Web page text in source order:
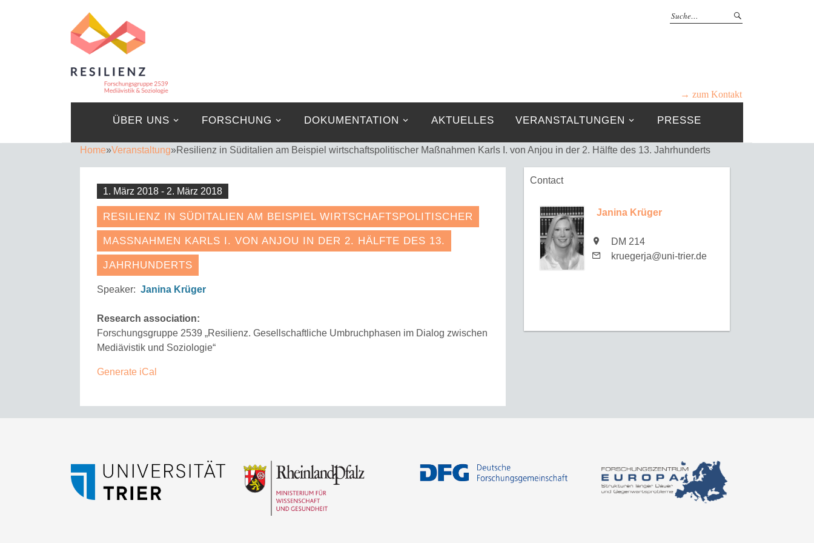
→ zum Kontakt
ÜBER UNS FORSCHUNG DOKUMENTATION AKTUELLES VERANSTALTUNGEN PRESSE
Home»Veranstaltung»Resilienz in Süditalien am Beispiel wirtschaftspolitischer Maßnahmen Karls I. von Anjou in der 2. Hälfte des 13. Jahrhunderts
1. März 2018 - 2. März 2018
RESILIENZ IN SÜDITALIEN AM BEISPIEL WIRTSCHAFTSPOLITISCHER
MASSNAHMEN KARLS I. VON ANJOU IN DER 2. HÄLFTE DES 13. J
AHRHUNDERTS
Speaker: Janina Krüger
Research association:
Forschungsgruppe 2539 „Resilienz. Gesellschaftliche Umbruchphasen im Dialog zwischen
Mediävistik und Soziologie“
Generate iCal
Contact
Janina Krüger
DM 214
kruegerja@uni-trier.de